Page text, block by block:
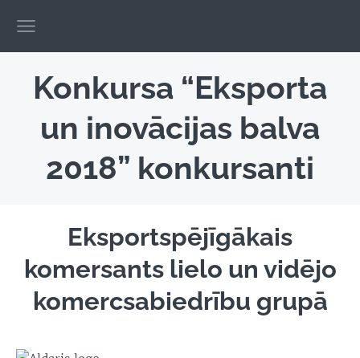
Konkursa “Eksporta
un inovācijas balva
2018” konkursanti
Eksportspējīgākais
komersants lielo un vidējo
komercsabiedrību grupā